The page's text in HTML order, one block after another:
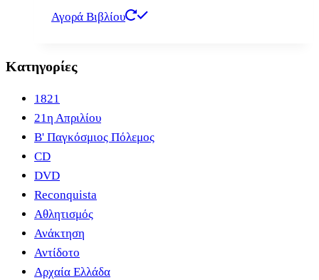
Αγορά Βιβλίου
Κατηγορίες
1821
21η Απριλίου
B' Παγκόσμιος Πόλεμος
CD
DVD
Reconquista
Αθλητισμός
Ανάκτηση
Αντίδοτο
Αρχαία Ελλάδα